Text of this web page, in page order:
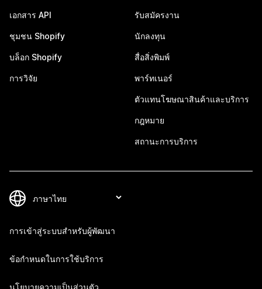
เอกสาร API
ชุมชน Shopify
บล็อก Shopify
การวิจัย
รับสมัครงาน
นักลงทุน
สื่อสิ่งพิมพ์
พาร์ทเนอร์
ตัวแทนโฆษณาสินค้าและบริการ
กฎหมาย
สถานะการบริการ
การเข้าสู่ระบบสำหรับผู้พัฒนา
ข้อกำหนดในการใช้บริการ